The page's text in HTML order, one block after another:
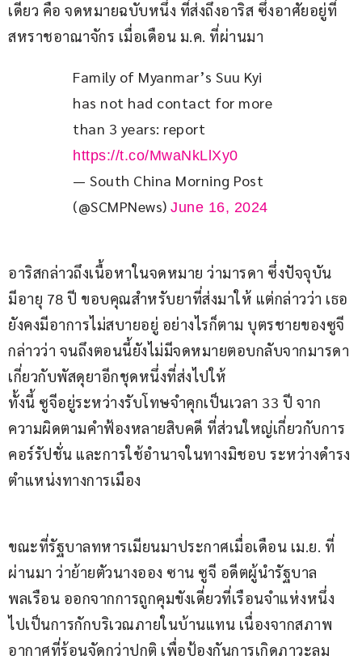
เดียว คือ จดหมายฉบับหนึ่ง ที่ส่งถึงอาริส ซึ่งอาศัยอยู่ที่
สหราชอาณาจักร เมื่อเดือน ม.ค. ที่ผ่านมา
Family of Myanmar’s Suu Kyi
has not had contact for more
than 3 years: report
https://t.co/MwaNkLlXy0
— South China Morning Post
(@SCMPNews) June 16, 2024
อาริสกล่าวถึงเนื้อหาในจดหมาย ว่ามารดา ซึ่งปัจจุบัน
มีอายุ 78 ปี ขอบคุณสำหรับยาที่ส่งมาให้ แต่กล่าวว่า เธอ
ยังคงมีอาการไม่สบายอยู่ อย่างไรก็ตาม บุตรชายของซูจี
กล่าวว่า จนถึงตอนนี้ยังไม่มีจดหมายตอบกลับจากมารดา
เกี่ยวกับพัสดุยาอีกชุดหนึ่งที่ส่งไปให้
ทั้งนี้ ซูจีอยู่ระหว่างรับโทษจำคุกเป็นเวลา 33 ปี จาก
ความผิดตามคำฟ้องหลายสิบคดี ที่ส่วนใหญ่เกี่ยวกับการ
คอร์รัปชั่น และการใช้อำนาจในทางมิชอบ ระหว่างดำรง
ตำแหน่งทางการเมือง
ขณะที่รัฐบาลทหารเมียนมาประกาศเมื่อเดือน เม.ย. ที่
ผ่านมา ว่าย้ายตัวนางออง ซาน ซูจี อดีตผู้นำรัฐบาล
พลเรือน ออกจากการถูกคุมขังเดี่ยวที่เรือนจำแห่งหนึ่ง
ไปเป็นการกักบริเวณภายในบ้านแทน เนื่องจากสภาพ
อากาศที่ร้อนจัดกว่าปกติ เพื่อป้องกันการเกิดภาวะลม